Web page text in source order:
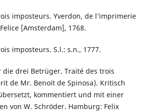
trois imposteurs. Yverdon, de l’imprimerie
[Amsterdam], 1768.
imposteurs. S.l.: s.n., 1777.
die drei Betrüger. Traité des trois
de Mr. Benoit de Spinosa). Kritisch
kommentiert und mit einer
von W. Schröder. Hamburg: Felix